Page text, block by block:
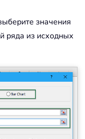
значения
ряда из исходных